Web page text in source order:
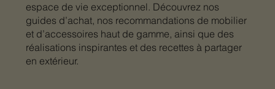
espace de vie exceptionnel. Découvrez nos
guides d’achat, nos recommandations de mobilier
et d’accessoires haut de gamme, ainsi que des
réalisations inspirantes et des recettes à partager
en extérieur.